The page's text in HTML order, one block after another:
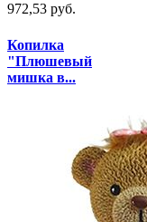
972,53 руб.
Копилка
"Плюшевый
мишка в...